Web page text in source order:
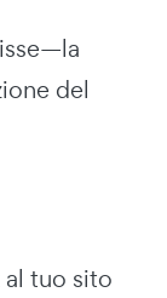
del
tuo sito